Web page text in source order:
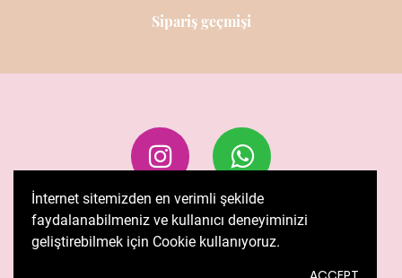
Sipariş geçmişi
Copyright © 2020. Tüm hakları saklıdır.
TasarımAxonViptarafından sağlanmaktadır.
İnternet sitemizden en verimli şekilde
faydalanabilmeniz ve kullanıcı deneyiminizi
geliştirebilmek için Cookie kullanıyoruz.